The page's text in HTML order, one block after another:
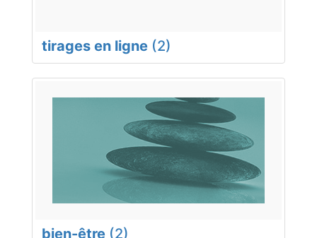
tirages en ligne (2)
bien-être (2)